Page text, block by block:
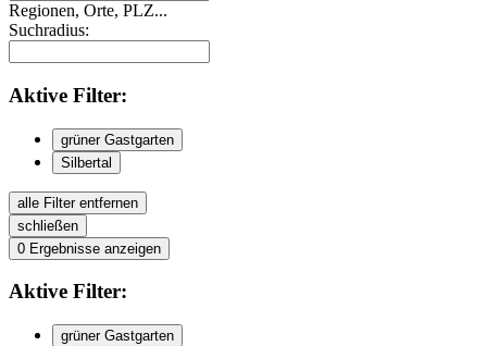
Regionen, Orte, PLZ...
Suchradius:
Aktive Filter:
grüner Gastgarten
Silbertal
alle Filter entfernen
schließen
0 Ergebnisse anzeigen
Aktive Filter:
grüner Gastgarten